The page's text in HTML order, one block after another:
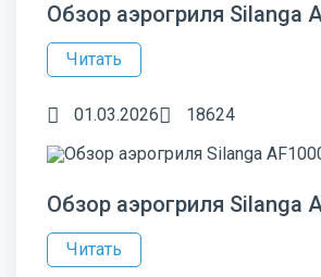
Обзор аэрогриля Silanga
Читать
01.03.2026 18624
Обзор аэрогриля Silanga
Читать